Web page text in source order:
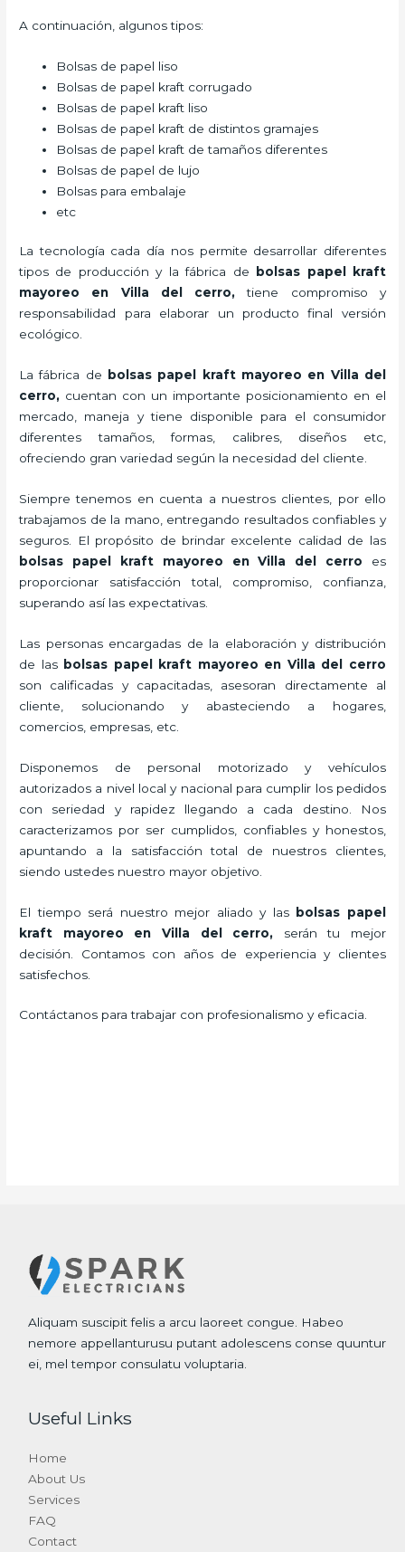
A continuación, algunos tipos:
Bolsas de papel liso
Bolsas de papel kraft corrugado
Bolsas de papel kraft liso
Bolsas de papel kraft de distintos gramajes
Bolsas de papel kraft de tamaños diferentes
Bolsas de papel de lujo
Bolsas para embalaje
etc
La tecnología cada día nos permite desarrollar diferentes
tipos de producción y la fábrica de
bolsas papel kraft
mayoreo en Villa del cerro, tiene compromiso y
responsabilidad para elaborar un producto final versión
ecológico.
La fábrica de
bolsas papel kraft mayoreo en Villa del
cerro, cuentan con un importante posicionamiento en el
mercado,
maneja y tiene disponible para el consumidor
diferentes tamaños, formas, calibres, diseños etc,
ofreciendo gran variedad según la necesidad del cliente.
Siempre tenemos en cuenta a nuestros clientes, por ello
trabajamos de la mano, entregando resultados confiables y
seguros. El propósito de brindar excelente calidad de las
bolsas papel kraft mayoreo en Villa del cerro es
proporcionar satisfacción total, compromiso, confianza,
superando así las expectativas.
Las personas encargadas de la elaboración y distribución
de las bolsas papel kraft mayoreo en Villa del cerro
son calificadas y capacitadas, asesoran directamente al
cliente, solucionando y abasteciendo a hogares,
comercios, empresas, etc.
Disponemos de personal motorizado y vehículos
autorizados a nivel local y nacional para cumplir los pedidos
con seriedad y rapidez llegando a cada destino. Nos
caracterizamos por ser cumplidos, confiables y honestos,
apuntando a la satisfacción total de nuestros clientes,
siendo ustedes nuestro mayor objetivo.
El tiempo será nuestro mejor aliado y las bolsas papel
kraft mayoreo en Villa del cerro, serán tu mejor
decisión. Contamos con años de experiencia y clientes
satisfechos.
Contáctanos para trabajar con profesionalismo y eficacia.
Aliquam suscipit felis a arcu laoreet congue. Habeo
nemore appellanturusu putant adolescens conse quuntur
ei, mel tempor consulatu voluptaria.
Useful Links
Home
About Us
Services
FAQ
Contact